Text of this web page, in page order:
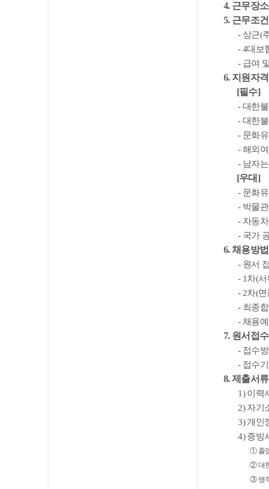
4. 근무장소
5. 근무조
-상근(
- 4대보
- 급여
6. 지원자격
[필수]
-대한
-대한
- 문화
-해외
- 남자
[우대]
- 문화
- 박물관
- 자동
- 국가
6.채용방
- 원서
- 1차(서
- 2차(면
- 최종
- 채용
7. 원서접수
- 접수
- 접수
8.제출서류
1)이력
2)자기
3)개인
4)증빙
① 졸
②대
③ 병